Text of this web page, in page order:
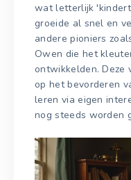
wat letterlijk
groeide al snel en
andere pioniers
Owen die het
ontwikkelden. Deze
op het bevorderen
leren via eigen
nog steeds worden